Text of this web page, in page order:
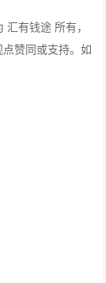
有钱途 所有，
赞同或支持。如